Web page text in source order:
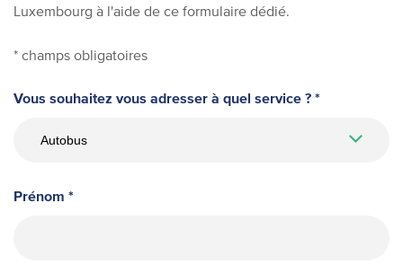
Luxembourg à l'aide de ce formulaire dédié.
* champs obligatoires
Vous souhaitez vous adresser à quel service ? *
Prénom *